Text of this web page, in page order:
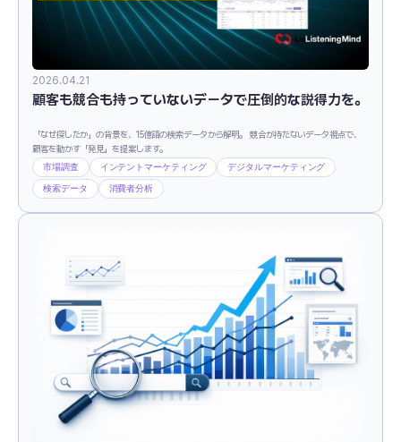
2026.04.21
顧客も競合も持っていないデータで圧倒的な説得力を。
「なぜ探したか」の背景を、15億語の検索データから解明。 競合が持たないデータ視点で、
顧客を動かす「発見」を提案します。
市場調査 インテントマーケティング デジタルマーケティング
検索データ 消費者分析